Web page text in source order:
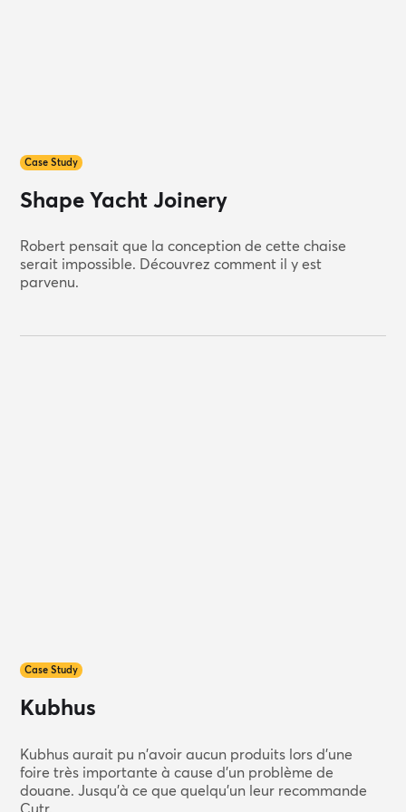
Case Study
Shape Yacht Joinery
Robert pensait que la conception de cette chaise
serait impossible. Découvrez comment il y est
parvenu.
Case Study
Kubhus
Kubhus aurait pu n'avoir aucun produits lors d'une
foire très importante à cause d'un problème de
douane. Jusqu'à ce que quelqu'un leur recommande
Cutr.